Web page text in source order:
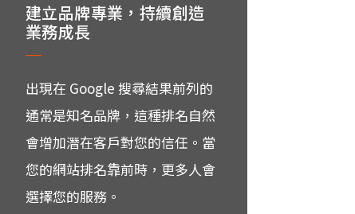
建立品牌專業，持續創造
業務成長
出現在 Google 搜尋結果前列的
通常是知名品牌，這種排名自然
會增加潛在客戶對您的信任。當
您的網站排名靠前時，更多人會
選擇您的服務。